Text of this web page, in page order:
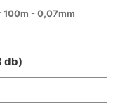
100m - 0,07mm
db)